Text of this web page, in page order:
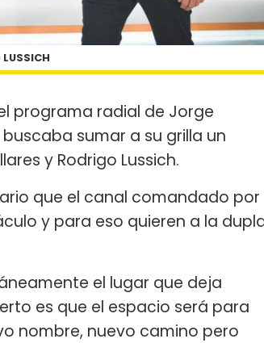
LUSSICH
programa radial de Jorge
buscaba sumar a su grilla un
y Rodrigo Lussich.
que el canal comandado por
y para eso quieren a la
el lugar que deja
es que el espacio será para
nombre, nuevo camino pero